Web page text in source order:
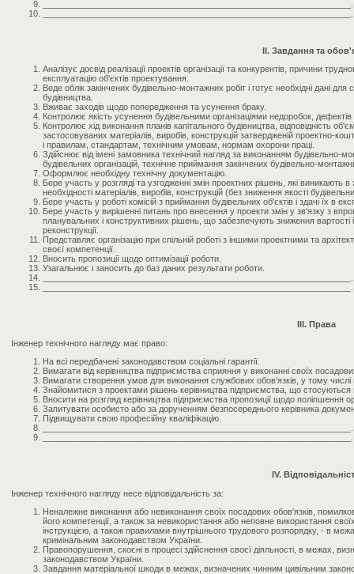
II. Завдання та
Аналізує досвід реалізації проектів організації та конкурентів, причини
експлуатацію об'єктів проектування.
Веде облік закінчених будівельно-монтажних робіт і готує необхідні дані
будівництва.
Вживає заходів щодо попередження та усунення браку.
Контролює якість усунення будівельними організаціями недоробок, дефектів
Контролює хід виконання планів капітального будівництва, відповідність
застосовуваних матеріалів, виробів, конструкцій затвердженій проектно-
і правилам, стандартам, технічним умовам, нормам охорони праці.
Здійснює від імені замовника технічний нагляд за виконанням будівельно-
будівельних організацій, технічне приймання закінчених будівельно-
Оформлює необхідну технічну документацію.
Бере участь у розгляді та узгодженні змін проектних рішень, які виникають
необхідності матеріалів, виробів, конструкцій (без зниження якості
Бере участь у роботі комісій з приймання будівельних об'єктів і здачі їх в
Бере участь у вирішенні питань про внесення у проекти змін у зв'язку з
планувальних і конструктивних рішень, що забезпечують зниження вартості
реконструкції.
Представляє організацію при спільній роботі з іншими проектними та
своєї компетенції.
Вносить пропозиції щодо оптимізації роботи.
Узагальнює і заносить до баз даних результати роботи.
III. Права
Інженер технічного нагляду має право:
На всі передбачені законодавством соціальні гарантії.
Вимагати від керівництва підприємства сприяння у виконанні своїх
Вимагати створення умов для виконання службових обов'язків, у тому
Знайомитися з проектами рішень керівництва підприємства, що стосуються
Вносити на розгляд керівництва підприємства пропозиції щодо поліпшення
Запитувати особисто або за дорученням безпосереднього керівника
Підвищувати свою професійну кваліфікацію.
IV.
Інженер технічного нагляду несе відповідальність за:
Неналежне виконання або невиконання своїх посадових обов'язків,
його компетенції, а також за невикористання або неповне використання
інструкцією, а також правилами внутрішнього трудового розпорядку, - в
кримінальним законодавством України.
Правопорушення, скоєні в процесі здійснення своєї діяльності, в межах,
законодавством України.
Завдання матеріальної шкоди в межах, визначених чинним цивільним